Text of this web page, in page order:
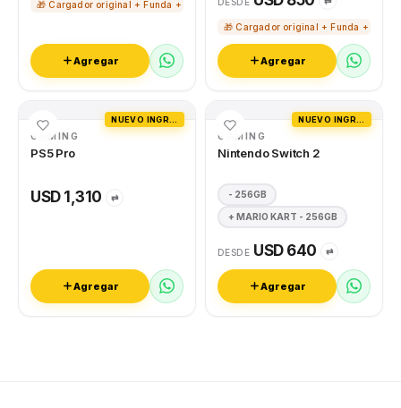
🎁 Cargador original + Funda + Vidrio templado
Agregar
🎁 Cargador original + Funda +
Agregar
GAMING
PS5 Pro
USD 1,310 ⇄
Agregar
GAMING
Nintendo Switch 2
- 256GB
+ MARIO KART - 256GB
DESDE USD 640 ⇄
Agregar